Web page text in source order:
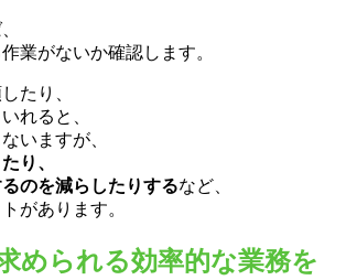
業がないか確認します。
たり、
れると、
いますが、
り、
のを減らしたりするなど、
があります。
められる効率的な業務を